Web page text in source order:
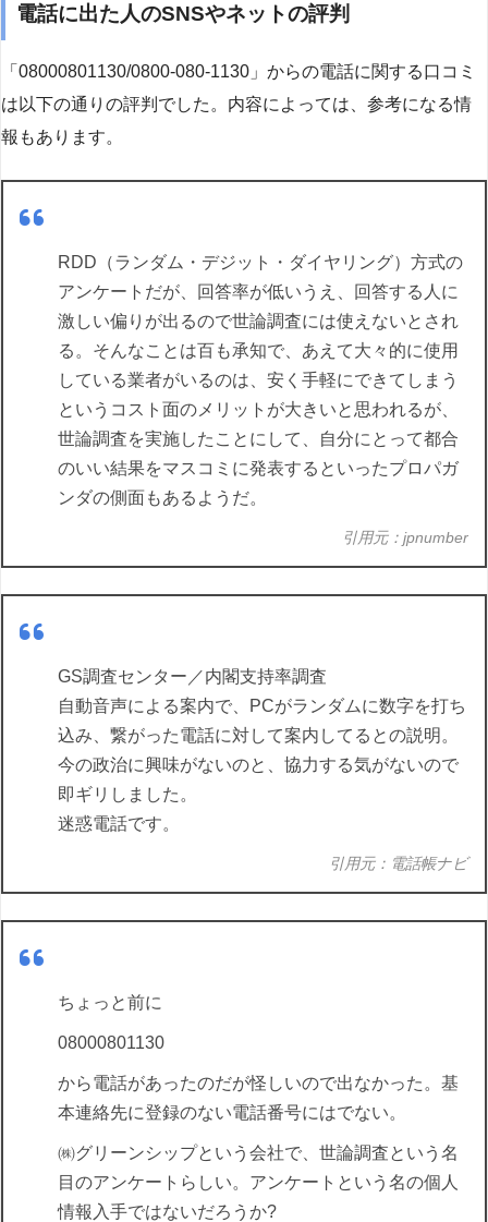
電話に出た人のSNSやネットの評判
「08000801130/0800-080-1130」からの電話に関する口コミ
は以下の通りの評判でした。内容によっては、参考になる情
報もあります。
RDD（ランダム・デジット・ダイヤリング）方式の
アンケートだが、回答率が低いうえ、回答する人に
激しい偏りが出るので世論調査には使えないとされ
る。そんなことは百も承知で、あえて大々的に使用
している業者がいるのは、安く手軽にできてしまう
というコスト面のメリットが大きいと思われるが、
世論調査を実施したことにして、自分にとって都合
のいい結果をマスコミに発表するといったプロパガ
ンダの側面もあるようだ。
引用元：jpnumber
GS調査センター／内閣支持率調査
自動音声による案内で、PCがランダムに数字を打ち
込み、繋がった電話に対して案内してるとの説明。
今の政治に興味がないのと、協力する気がないので
即ギリしました。
迷惑電話です。
引用元：電話帳ナビ
ちょっと前に
08000801130
から電話があったのだが怪しいので出なかった。基
本連絡先に登録のない電話番号にはでない。
㈱グリーンシップという会社で、世論調査という名
目のアンケートらしい。アンケートという名の個人
情報入手ではないだろうか?